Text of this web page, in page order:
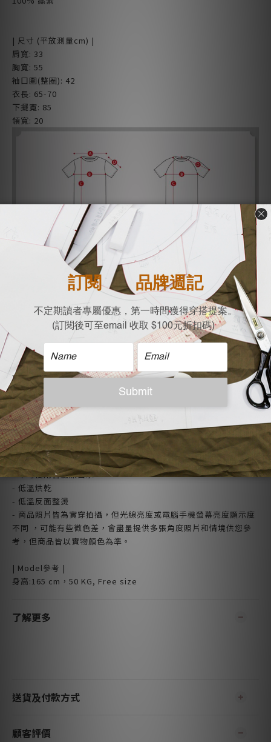
| 尺寸 (平放測量cm) |
肩寬: 33
胸寬: 55
袖口圍(整圈): 42
衣長: 65-70
下擺寬: 85
領寬: 20
（尺寸數據由人工平量，布料有一定的彈性跟張力，可能會有1-
3cm的誤差。）
| 注意事項 |
- 可使用30度冷水機洗
- 相似色分開洗滌
- 不可長時間浸泡
- 不可使用含氯漂白水
- 低溫烘乾
- 低溫反面整燙
- 商品照片皆為實穿拍攝，但光線亮度或電腦手機螢幕亮度顯示度
不同 ，可能有些微色差，會盡量提供多張角度照片和情境供您參
考，但商品皆以實物顏色為準。
| Model參考 |
身高:165 cm，50 KG, Free size
了解更多
送貨及付款方式
顧客評價